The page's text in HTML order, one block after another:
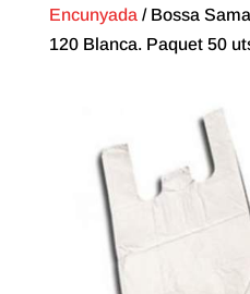
Encunyada / Bossa
120 Blanca. Paquet 50